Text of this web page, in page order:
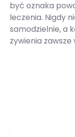
być oznaka
leczenia. Nigdy
samodzielnie, a
żywienia